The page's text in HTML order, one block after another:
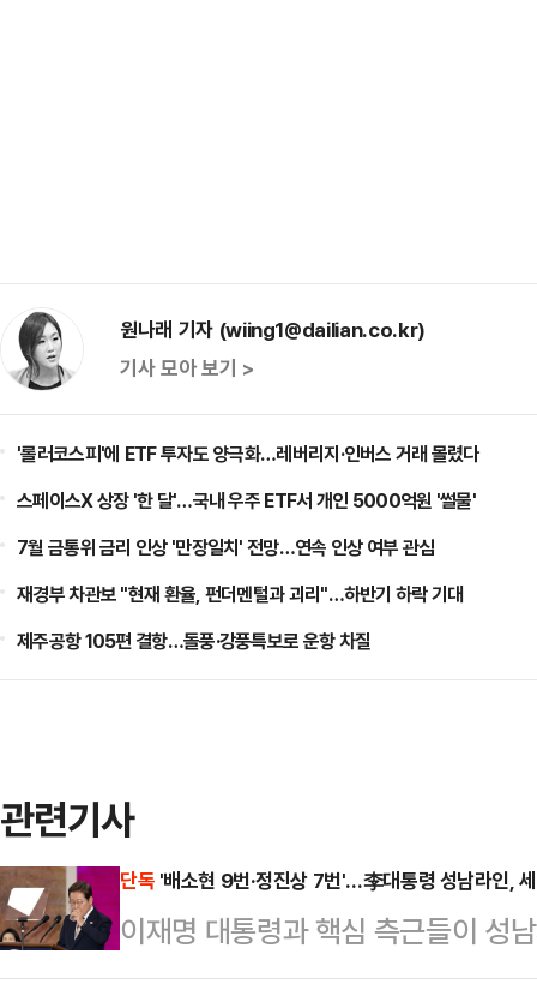
원나래 기자 (wiing1@dailian.co.kr)
기사 모아 보기 >
'롤러코스피'에 ETF 투자도 양극화…레버리지·인버스 거래 몰렸다
스페이스X 상장 '한 달'…국내 우주 ETF서 개인 5000억원 '썰물'
7월 금통위 금리 인상 '만장일치' 전망…연속 인상 여부 관심
재경부 차관보 "현재 환율, 펀더멘털과 괴리"…하반기 하락 기대
제주공항 105편 결항…돌풍·강풍특보로 운항 차질
관련기사
단독 '배소현 9번·정진상 7번'…李대통령 성남라인,
이재명 대통령과 핵심 측근들이 성
들여 업무용 휴대전화를 빈번하게